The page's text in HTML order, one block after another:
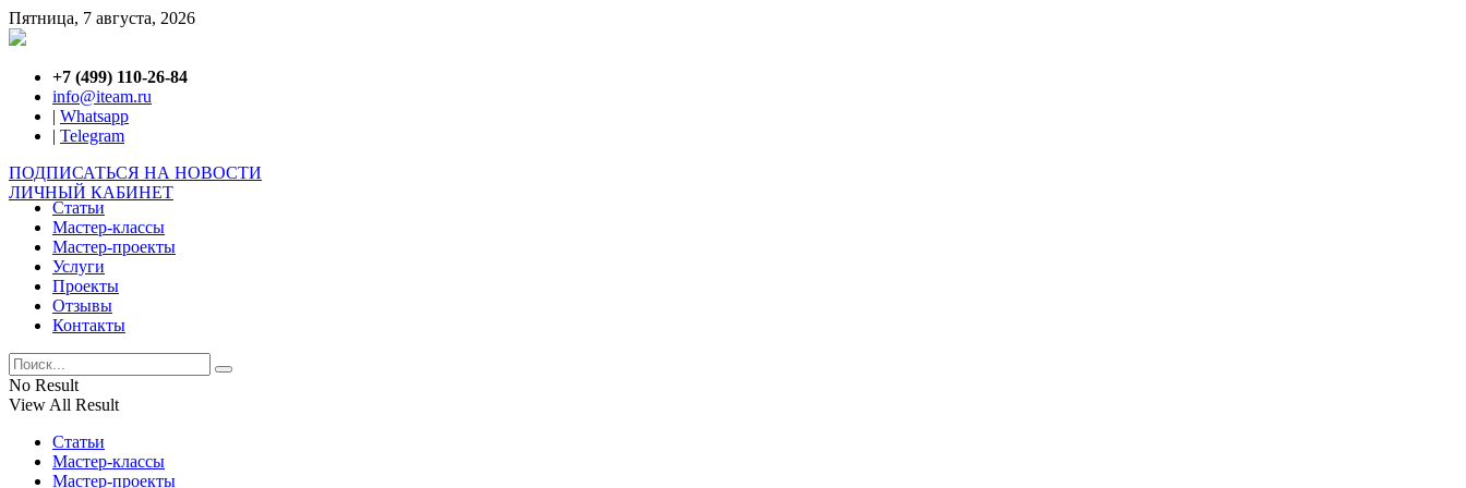
Пятница, 7 августа, 2026
+7 (499) 110-26-84
info@iteam.ru
| Whatsapp
| Telegram
ПОДПИСАТЬСЯ НА НОВОСТИ
ЛИЧНЫЙ КАБИНЕТ
Статьи
Мастер-классы
Мастер-проекты
Услуги
Проекты
Отзывы
Контакты
No Result
View All Result
Статьи
Мастер-классы
Мастер-проекты